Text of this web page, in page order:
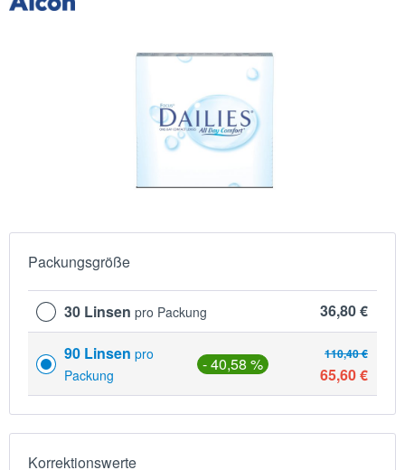
Packungsgröße
30 Linsen pro Packung 36,80 €
90 Linsen pro
Packung
- 40,58 % 110,40 €
65,60 €
Korrektionswerte